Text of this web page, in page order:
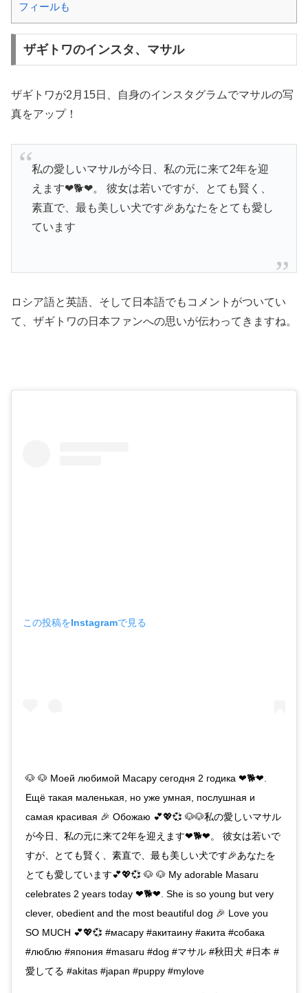
フィールも
ザギトワのインスタ、マサル
ザギトワが2月15日、自身のインスタグラムでマサルの写
真をアップ！
私の愛しいマサルが今日、私の元に来て2年を迎
えます❤🐕❤。 彼女は若いですが、とても賢く、
素直で、最も美しい犬です🎉あなたをとても愛し
ています
ロシア語と英語、そして日本語でもコメントがついてい
て、ザギトワの日本ファンへの思いが伝わってきますね。
この投稿をInstagramで見る
🐶 🐶 Моей любимой Масару сегодня 2 годика ❤🐕❤.
Ещё такая маленькая, но уже умная, послушная и
самая красивая 🎉 Обожаю 💕💖💞 🐶🐶私の愛しいマサル
が今日、私の元に来て2年を迎えます❤🐕❤。 彼女は若いで
すが、とても賢く、素直で、最も美しい犬です🎉あなたを
とても愛しています💕💖💞 🐶 🐶 My adorable Masaru
celebrates 2 years today ❤🐕❤. She is so young but very
clever, obedient and the most beautiful dog 🎉 Love you
SO MUCH 💕💖💞 #масару #акитаину #акита #собака
#люблю #япония #masaru #dog #マサル #秋田犬 #日本 #
愛してる #akitas #japan #puppy #mylove